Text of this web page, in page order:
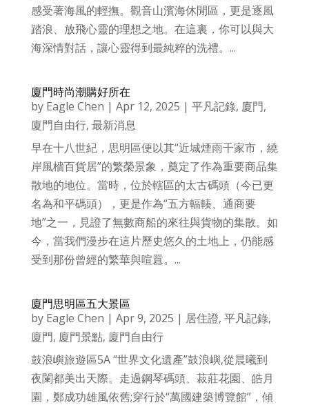
感受著海風的輕撫。觀音山濱海休閒區，更是逐風
踏浪、放飛心靈的理想之地。在這裏，你可以與大
海深情對話，讓心靈得到最純粹的洗禮。...
廈門時尚潮購好所在
by Eagle Chen | Apr 12, 2025 | 平凡記錄, 廈門,
廈門自由行, 最新消息
早在十八世紀，思明區便以其“近城煙雨千家市，繞
岸風檣百貨居”的繁榮景象，奠定了作為重要商品集
散地的地位。當時，位於轄區的太古碼頭（今已更
名為和平碼頭），更是作為“五方輻輳、通商要
地”之一，見證了無數商船的來往與貨物的集散。如
今，當我們漫步在這片歷史悠久的土地上，仍能感
受到那份曾經的繁華與喧囂。...
廈門思明區五大景區
by Eagle Chen | Apr 9, 2025 | 居住證, 平凡記錄,
廈門, 廈門景點, 廈門自由行
鼓浪嶼旅遊區5A “世界文化遺產”鼓浪嶼,從晨曦到
夜闌都美出天際。走過鋼琴碼頭、菽莊花園、皓月
園，鄭成功雄風依舊;穿行於“萬國建築博覽館”，傾